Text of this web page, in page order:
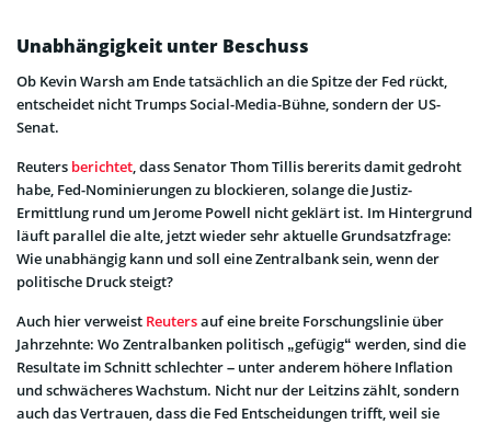
Unabhängigkeit unter Beschuss
Ob Kevin Warsh am Ende tatsächlich an die Spitze der Fed rückt,
entscheidet nicht Trumps Social-Media-Bühne, sondern der US-
Senat.
Reuters berichtet, dass Senator Thom Tillis bererits damit gedroht
habe, Fed-Nominierungen zu blockieren, solange die Justiz-
Ermittlung rund um Jerome Powell nicht geklärt ist. Im Hintergrund
läuft parallel die alte, jetzt wieder sehr aktuelle Grundsatzfrage:
Wie unabhängig kann und soll eine Zentralbank sein, wenn der
politische Druck steigt?
Auch hier verweist Reutersauf eine breite Forschungslinie über
Jahrzehnte: Wo Zentralbanken politisch „gefügig“ werden, sind die
Resultate im Schnitt schlechter – unter anderem höhere Inflation
und schwächeres Wachstum. Nicht nur der Leitzins zählt, sondern
auch das Vertrauen, dass die Fed Entscheidungen trifft, weil sie